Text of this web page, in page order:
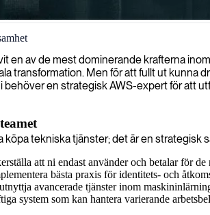
administratörer som utmärker sig i att
en av de mest dominerande krafterna
transformation. Men för att fullt ut kunna
behöver en strategisk AWS-expert för att
köpa tekniska tjänster; det är en
att ni endast använder och betalar för
bästa praxis för identitets- och
avancerade tjänster inom
system som kan hantera varierande